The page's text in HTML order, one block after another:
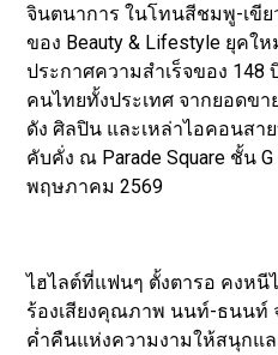
จินตนาการ ในโทนสีชมพู-เขี
ของ Beauty & Lifestyle ยุคใ
ประกาศความสำเร็จของ 148
คนไทยทั้งประเทศ จากยอดข
ดัง ศิลปิน และเหล่าไอคอนสา
คับคั่ง ณ Parade Square ชั้น G
พฤษภาคม 2569
ไฮไลต์ที่แฟนๆ ตั้งตารอ คงห
ร้องเสียงคุณภาพ นนท์-ธนนท์
ค่ำคืนแห่งความงามให้สนุกแ